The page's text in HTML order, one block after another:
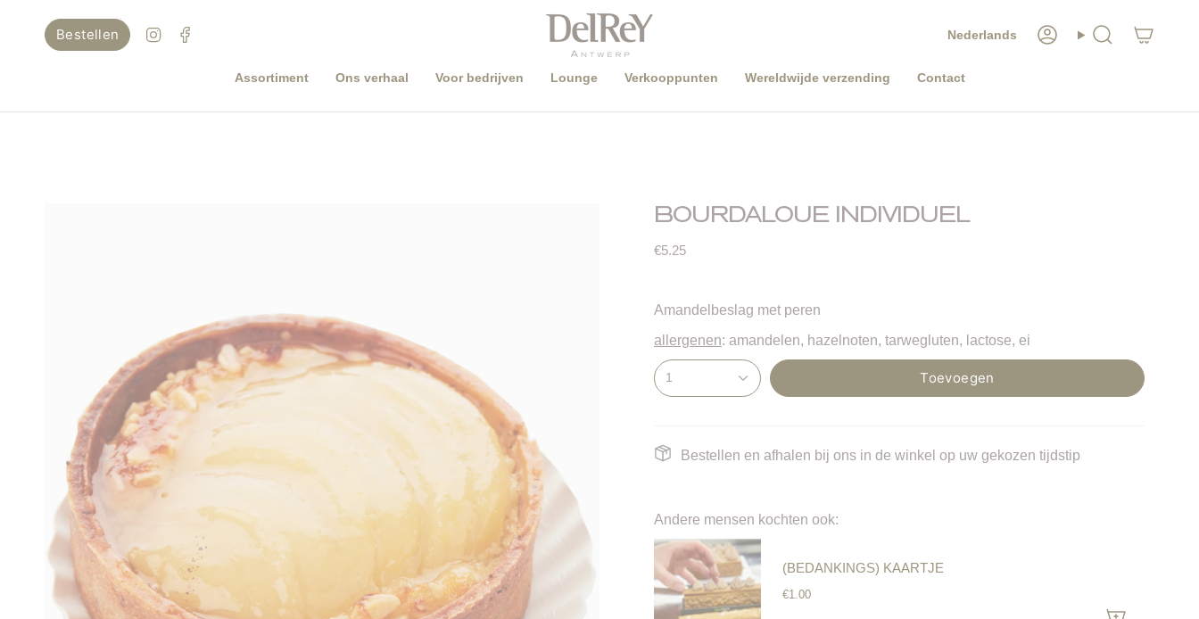
Bestellen Instagram TAAL
Nederlands AccountZoeken
Assortiment Ons verhaal Voor bedrijven Lounge Verkooppunten Wereldwijde verzending Contact
BOURDALOUE INDIVIDUEL
€5.25
Amandelbeslag met peren
allergenen: amandelen, hazelnoten, tarwegluten, lactose, ei
1 Toevoegen
Bestellen en afhalen bij ons in de winkel op uw gekozen tijdstip
Andere mensen kochten ook:
(BEDANKINGS) KAARTJE
€1.00